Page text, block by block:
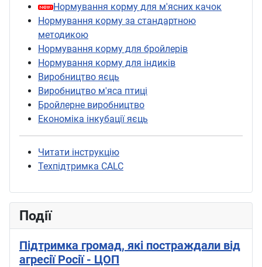
Нормування корму для м'ясних качок
Нормування корму за стандартною
методикою
Нормування корму для бройлерів
Нормування корму для індиків
Виробництво яєць
Виробництво м'яса птиці
Бройлерне виробництво
Економіка інкубації яєць
Читати інструкцію
Техпідтримка CALC
Події
Підтримка громад, які постраждали від
агресії Росії - ЦОП